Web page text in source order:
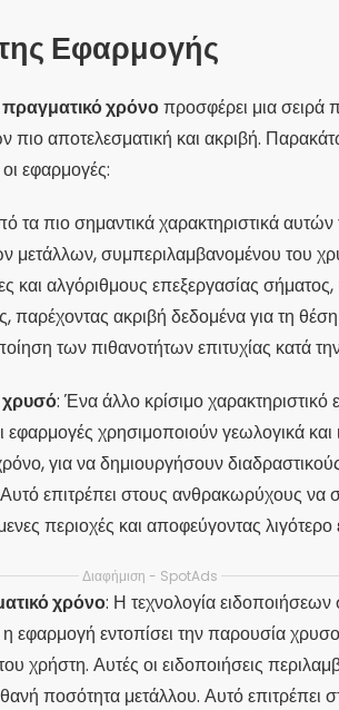
Εφαρμογής
πραγματικό χρόνοπροσφέρει μια σειρά
αποτελεσματική και ακριβή.
εφαρμογές:
τα πιο σημαντικά χαρακτηριστικά
μετάλλων, συμπεριλαμβανομένου του
αλγόριθμους επεξεργασίας
ακριβή δεδομένα για τη
των πιθανοτήτων επιτυχίας κατά
: Ένα άλλο κρίσιμο
χρησιμοποιούν γεωλογικά
για να δημιουργήσουν
επιτρέπει στους ανθρακωρύχους να
περιοχές και αποφεύγοντας
Διαφήμιση - SpotAds
χρόνο: Η τεχνολογία ειδοποιήσεων
εντοπίσει την παρουσία
χρήστη. Αυτές οι ειδοποιήσεις
ποσότητα μετάλλου. Αυτό